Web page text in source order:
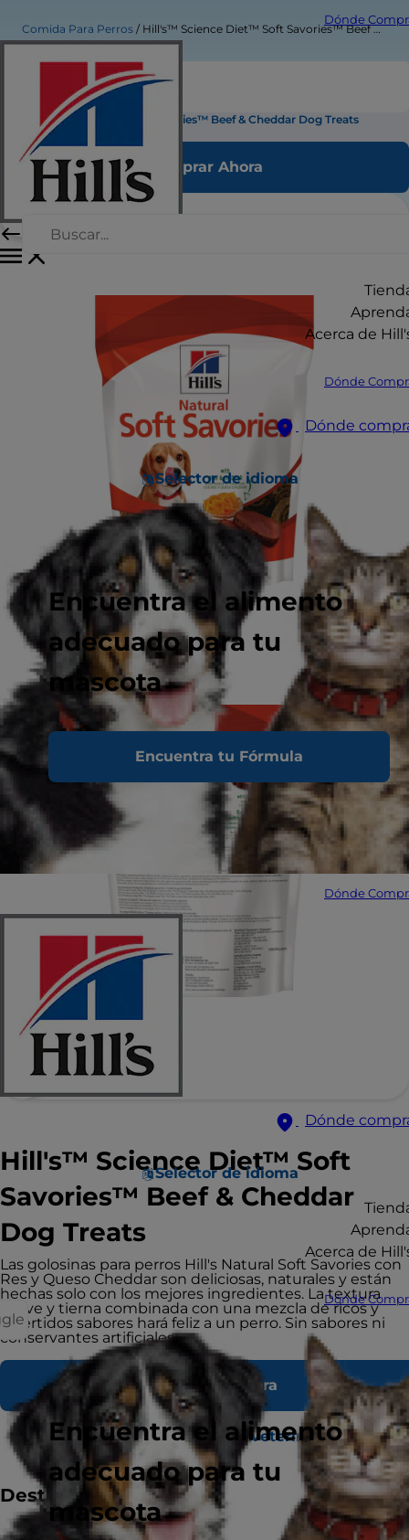
Dónde
Acerca de
Dónde
Dónde
Selector de idioma
Encuentra el alimento
adecuado para tu
mascota
Encuentra tu Fórmula
Dónde
Dónde
Selector de idioma
Acerca de
Dónde
Encuentra el alimento
adecuado para tu
mascota
Comida Para Perros Hill's™ Science Diet™ Soft Savories™ Beef & Cheddar Dog Treats
Hill's™ Science Diet™ Soft Savories™ Beef & Cheddar Dog Treats
Comprar Ahora
Hill's™ Science Diet™ Soft
Savories™ Beef & Cheddar
Dog Treats
Las golosinas para perros Hill's Natural Soft Savories con
Res y Queso Cheddar son deliciosas, naturales y están
hechas solo con los mejores ingredientes. La textura
suave y tierna combinada con una mezcla de ricos y
divertidos sabores hará feliz a un perro. Sin sabores ni
conservantes artificiales.
Comprar Ahora
Encontrar un refugio o veterinario
Destacados